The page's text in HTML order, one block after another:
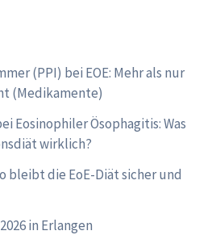
(PPI) bei EOE: Mehr als nur
(Medikamente)
Eosinophiler Ösophagitis: Was
wirklich?
bleibt die EoE-Diät sicher und
in Erlangen